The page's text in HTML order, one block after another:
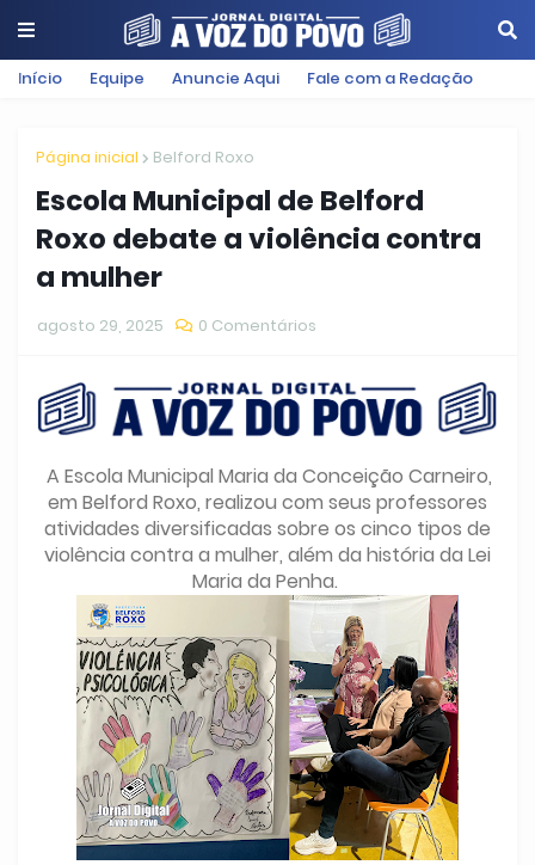
Início Equipe Anuncie Aqui Fale com a Redação
Página inicial Belford Roxo
Escola Municipal de Belford
Roxo debate a violência contra
a mulher
agosto 29, 2025 0 Comentários
A Escola Municipal Maria da Conceição Carneiro,
em Belford Roxo, realizou com seus professores
atividades diversificadas sobre os cinco tipos de
violência contra a mulher, além da história da Lei
Maria da Penha.